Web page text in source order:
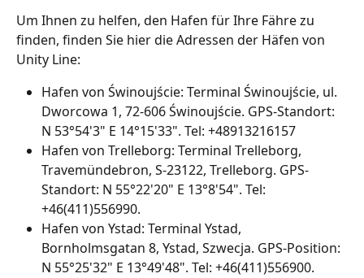
Um Ihnen zu helfen, den Hafen für Ihre Fähre zu
finden, finden Sie hier die Adressen der Häfen von
Unity Line:
Hafen von Świnoujście: Terminal Świnoujście, ul.
Dworcowa 1, 72-606 Świnoujście. GPS-Standort:
N 53°54'3" E 14°15'33". Tel: +48913216157
Hafen von Trelleborg: Terminal Trelleborg,
Travemündebron, S-23122, Trelleborg. GPS-
Standort: N 55°22'20" E 13°8'54". Tel:
+46(411)556990.
Hafen von Ystad: Terminal Ystad,
Bornholmsgatan 8, Ystad, Szwecja. GPS-Position:
N 55°25'32" E 13°49'48". Tel: +46(411)556900.